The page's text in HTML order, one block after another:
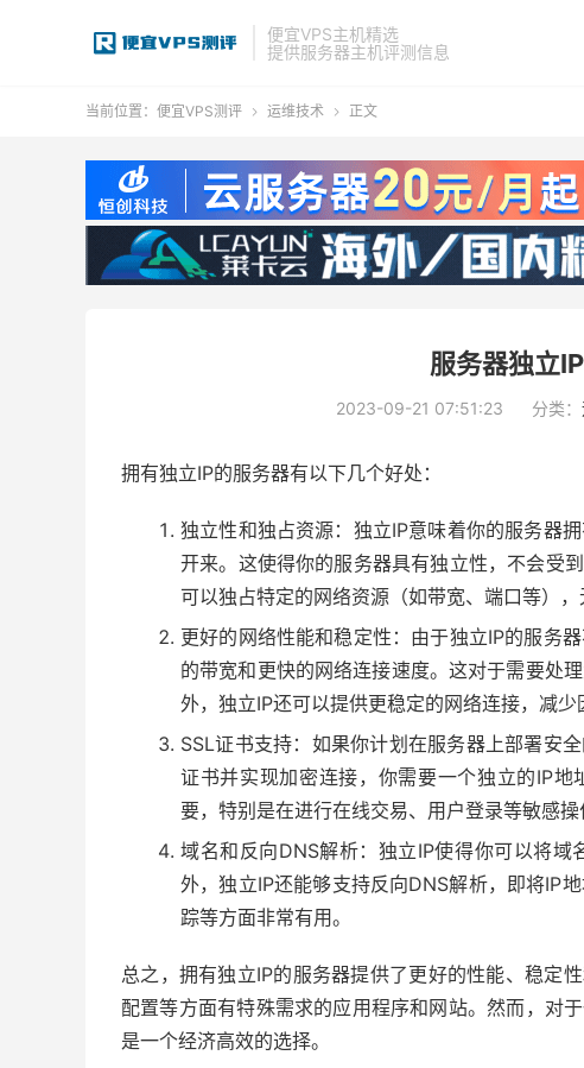
便宜VPS主机精选
提供服务器主机评测信息
当前位置： 便宜VPS测评  运维技术  正文
服务器独立
2023-09-21 07:51:23 分类：
拥有独立IP的服务器有以下几个好处：
独立性和独占资源：独立IP意味着你的服务器
开来。这使得你的服务器具有独立性，不会受
可以独占特定的网络资源（如带宽、端口等），
更好的网络性能和稳定性：由于独立IP的服务
的带宽和更快的网络连接速度。这对于需要处
外，独立IP还可以提供更稳定的网络连接，减
SSL证书支持：如果你计划在服务器上部署安
证书并实现加密连接，你需要一个独立的IP
要，特别是在进行在线交易、用户登录等敏感操
域名和反向DNS解析：独立IP使得你可以将
外，独立IP还能够支持反向DNS解析，即将IP
踪等方面非常有用。
总之，拥有独立IP的服务器提供了更好的性能、稳定
配置等方面有特殊需求的应用程序和网站。然而，对
是一个经济高效的选择。